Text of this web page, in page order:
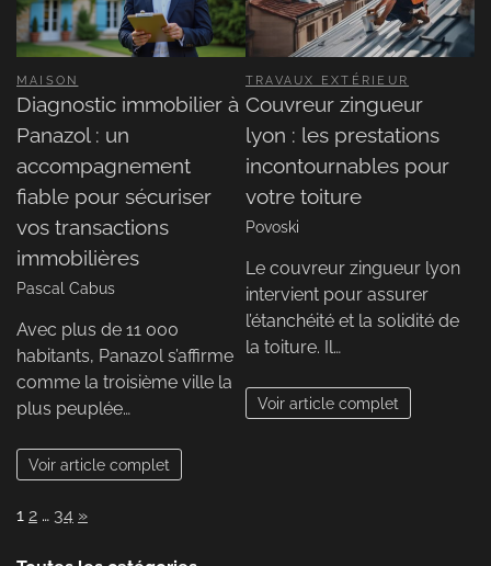
MAISON
Diagnostic immobilier à
Panazol : un
accompagnement
fiable pour sécuriser
vos transactions
immobilières
Pascal Cabus
Avec plus de 11 000
habitants, Panazol s’affirme
comme la troisième ville la
plus peuplée…
Voir article complet
TRAVAUX EXTÉRIEUR
Couvreur zingueur
lyon : les prestations
incontournables pour
votre toiture
Povoski
Le couvreur zingueur lyon
intervient pour assurer
l’étanchéité et la solidité de
la toiture. Il…
Voir article complet
Page:
1 2 … 34 Next
»